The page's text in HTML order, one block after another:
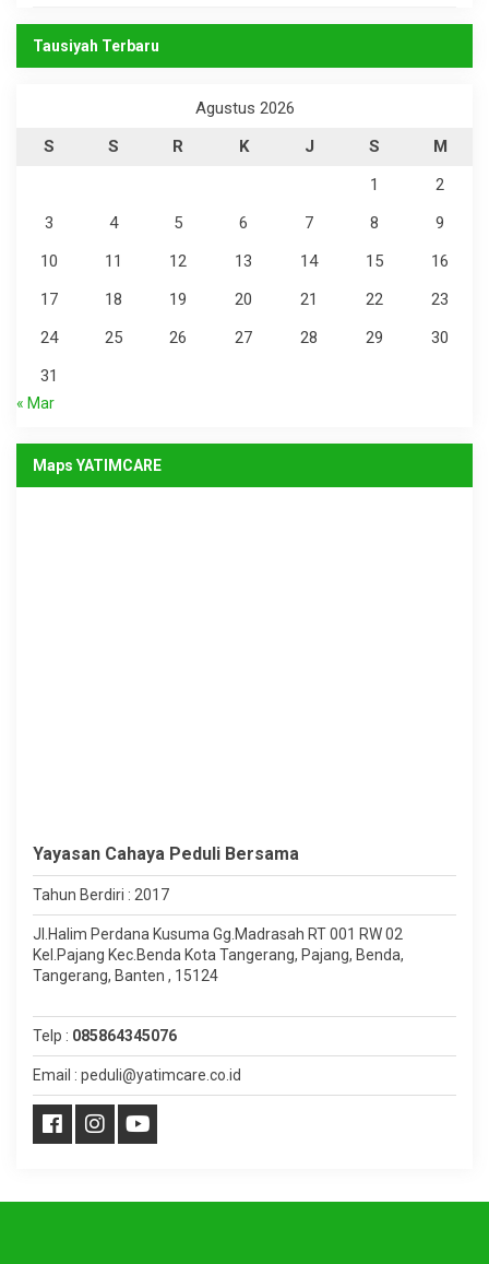
Tausiyah Terbaru
Agustus 2026
S
S R K J S
M
1
2
3
4 5 6 7 8
9
10
11 12 13 14 15
16
17
18 19 20 21 22
23
24
25 26 27 28 29
30
31
« Mar
Maps YATIMCARE
Yayasan Cahaya Peduli Bersama
Tahun Berdiri : 2017
Jl.Halim Perdana Kusuma Gg.Madrasah RT 001 RW 02
Kel.Pajang Kec.Benda Kota Tangerang, Pajang, Benda,
Tangerang, Banten , 15124
Telp : 085864345076
Email : peduli@yatimcare.co.id